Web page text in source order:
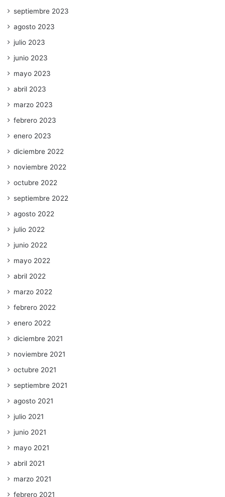
septiembre 2023
agosto 2023
julio 2023
junio 2023
mayo 2023
abril 2023
marzo 2023
febrero 2023
enero 2023
diciembre 2022
noviembre 2022
octubre 2022
septiembre 2022
agosto 2022
julio 2022
junio 2022
mayo 2022
abril 2022
marzo 2022
febrero 2022
enero 2022
diciembre 2021
noviembre 2021
octubre 2021
septiembre 2021
agosto 2021
julio 2021
junio 2021
mayo 2021
abril 2021
marzo 2021
febrero 2021